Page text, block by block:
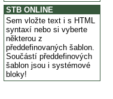
STB ONLINE
Sem vložte text i s HTML
syntaxí nebo si vyberte
některou z
předdefinovaných šablon.
Součástí předdefinových
šablon jsou i systémové
bloky!